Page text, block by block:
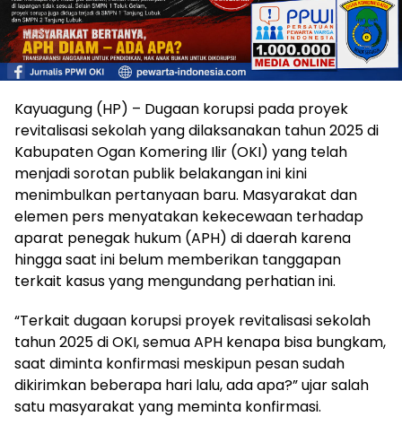
Kayuagung (HP) – Dugaan korupsi pada proyek
revitalisasi sekolah yang dilaksanakan tahun 2025 di
Kabupaten Ogan Komering Ilir (OKI) yang telah
menjadi sorotan publik belakangan ini kini
menimbulkan pertanyaan baru. Masyarakat dan
elemen pers menyatakan kekecewaan terhadap
aparat penegak hukum (APH) di daerah karena
hingga saat ini belum memberikan tanggapan
terkait kasus yang mengundang perhatian ini.
“Terkait dugaan korupsi proyek revitalisasi sekolah
tahun 2025 di OKI, semua APH kenapa bisa bungkam,
saat diminta konfirmasi meskipun pesan sudah
dikirimkan beberapa hari lalu, ada apa?” ujar salah
satu masyarakat yang meminta konfirmasi.